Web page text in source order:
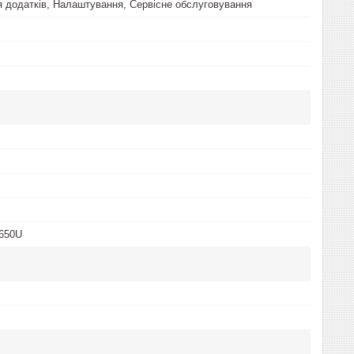
додатків, Налаштування, Сервісне обслуговування